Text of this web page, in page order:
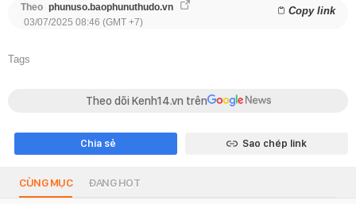
Theo phunuso.baophunuthudo.vn Copy link
03/07/2025 08:46 (GMT +7)
Tags
Theo dõi Kenh14.vn trên
Chia sẻ Sao chép link
CÙNG MỤC ĐANG HOT